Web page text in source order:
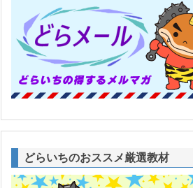
どらいちのおススメ厳選教材